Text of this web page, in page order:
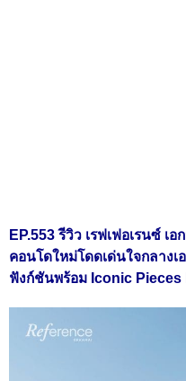
EP.553 รีวิว เรฟเฟอเรนซ์
คอนโดใหม่โดดเด่นใจกลาง
ฟังก์ชันพร้อม Iconic Pieces